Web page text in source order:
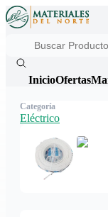
InicioOfertas
Categoría
Eléctrico